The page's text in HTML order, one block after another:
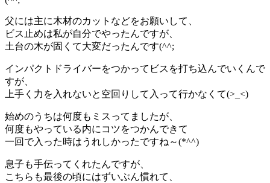
父には主に木材のカットなどをお願いして、
ビス止めは私が自分でやったんですが、
土台の木が固くて大変だったんです(^^;
インパクトドライバーをつかってビスを打ち込んでいくんで
すが、
上手く力を入れないと空回りして入って行かなくて(>_<)
始めのうちは何度もミスってましたが、
何度もやっている内にコツをつかんできて
一回で入った時はうれしかったですね～(*^^)
息子も手伝ってくれたんですが、
こちらも最後の頃にはずいぶん慣れて、